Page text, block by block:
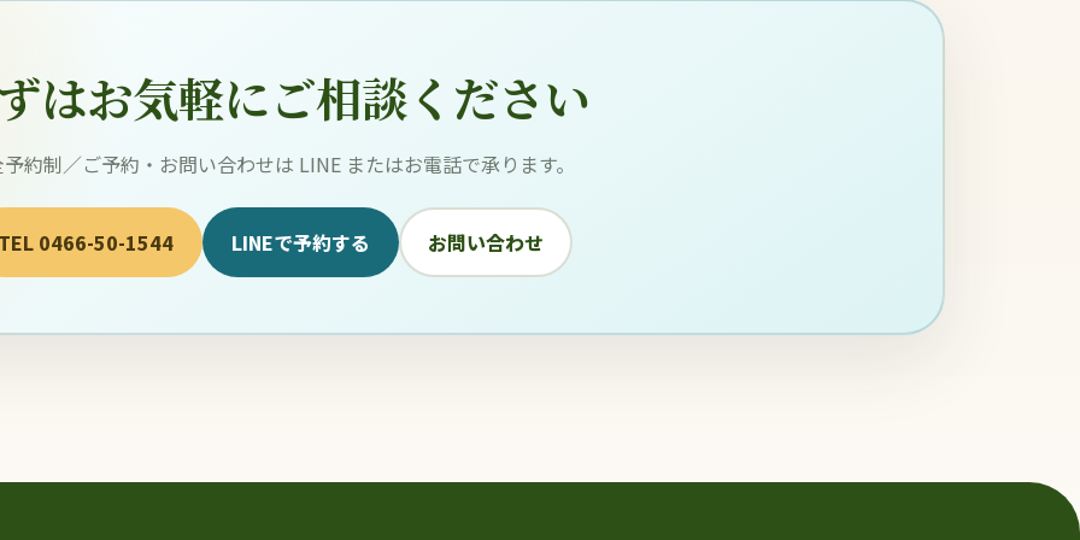
はお気軽にご相談ください
約制／ご予約・お問い合わせは LINE またはお電話で承ります。
0466-50-1544 LINEで予約する お問い合わせ